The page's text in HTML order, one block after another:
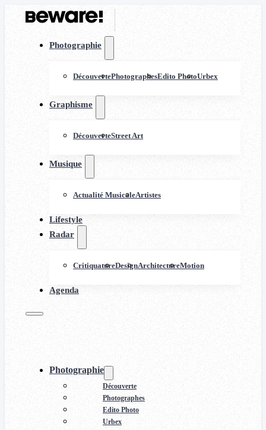
Photographie
DécouvertePhotographesEdito PhotoUrbex
Graphisme
DécouverteStreet Art
Musique
Actualité MusicaleArtistes
Lifestyle
Radar
CritiquatureDesignArchitectureMotion
Agenda
Photographie
Découverte
Photographes
Edito Photo
Urbex